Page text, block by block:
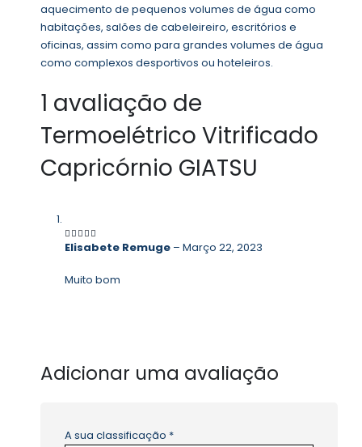
aquecimento de pequenos volumes de água como
habitações, salões de cabeleireiro, escritórios e
oficinas, assim como para grandes volumes de água
como complexos desportivos ou hoteleiros.
1 avaliação de
Termoelétrico Vitrificado
Capricórnio GIATSU
5em 5
Elisabete Remuge – Março 22, 2023
Muito bom
Adicionar uma avaliação
A sua classificação *